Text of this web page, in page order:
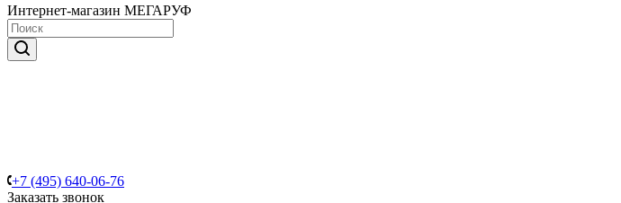
Интернет-магазин МЕГАРУФ
+7 (495) 640-06-76
Заказать звонок